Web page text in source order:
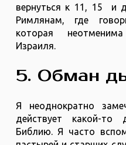
вернуться к 11, 15 и
Римлянам, где
которая
Израиля.
5. Обман
Я неоднократно
действует какой-
Библию. Я часто